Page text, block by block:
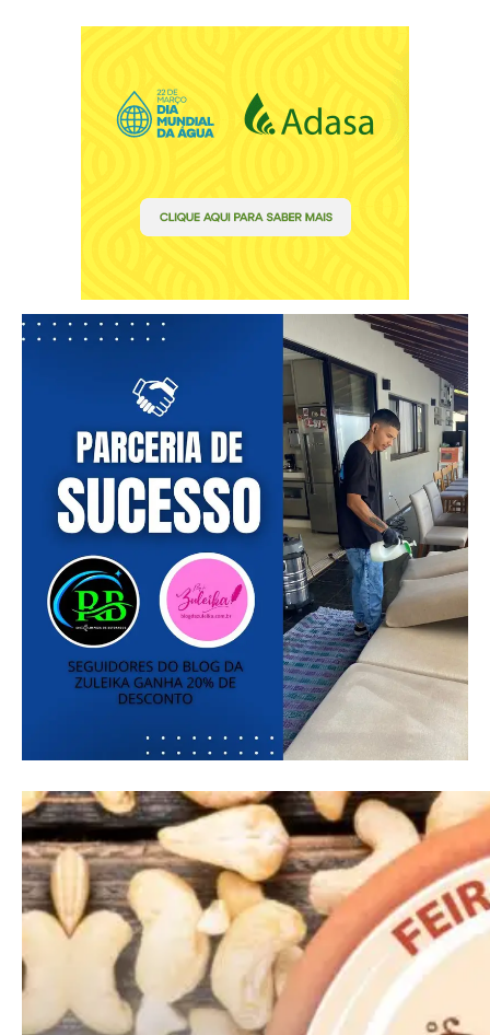
━ pricing plans
Free
Included for free:
Etiam est nibh, lobortis sit
Praesent euismod ac
Ut mollis pellentesque tortor
Nullam eu erat condimentum
Orci varius natoque dolor
Pro
Full member access:
Etiam est nibh, lobortis sit
Praesent euismod ac
Ut mollis pellentesque tortor